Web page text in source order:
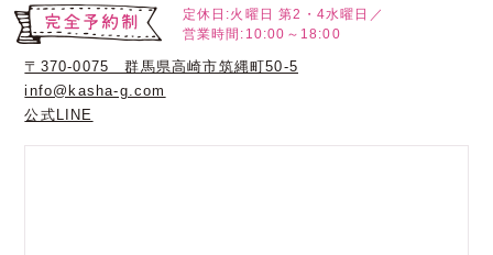
定休日:火曜日 第2・4水曜日／
営業時間:10:00～18:00
〒370-0075 群馬県高崎市筑縄町50-5
info@kasha-g.com
公式LINE